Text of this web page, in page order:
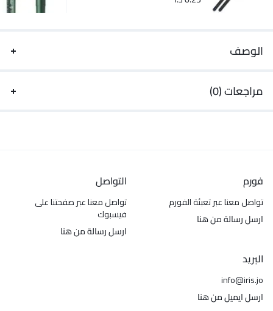
الوصف
مراجعات (0)
فورم
تواصل معنا عبر تعبئة الفورم
ارسل رسالة من هنا
التواصل
تواصل معنا عبر صفحتنا على
فيسبوك
ارسل رسالة من هنا
البريد
info@iris.jo
ارسل ايميل من هنا